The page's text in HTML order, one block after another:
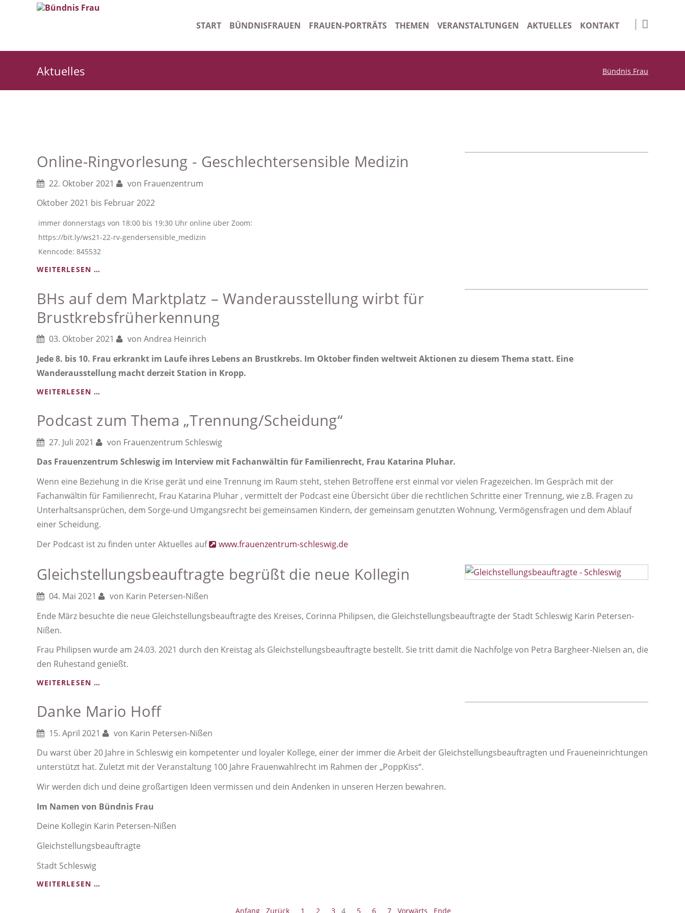
überspringen
START BÜNDNISFRAUEN
Beauftragte für Chancengleichheit am Arbeitsmarkt SGB II
Gleichstellungsbeauftragte Kappeln
FRAUEN-PORTRÄTS THEMEN VERANSTALTUNGEN AKTUELLES KONTAKT
Aktuelles Bündnis Frau
Online-Ringvorlesung - Geschlechtersensible Medizin
22. Oktober 2021 von Frauenzentrum
Oktober 2021 bis Februar 2022
immer donnerstags von 18:00 bis 19:30 Uhr online über Zoom:
https://bit.ly/ws21-22-rv-gendersensible_medizin
Kenncode: 845532
WEITERLESEN …
-
GESCHLECHTERSENSIBLE
MEDIZIN
BHs auf dem Marktplatz – Wanderausstellung wirbt für
Brustkrebsfrüherkennung
03. Oktober 2021 von Andrea Heinrich
Jede 8. bis 10. Frau erkrankt im Laufe ihres Lebens an Brustkrebs. Im Oktober finden weltweit Aktionen zu diesem Thema statt. Eine
Wanderausstellung macht derzeit Station in Kropp.
WEITERLESEN …
MARKTPLATZ
–
WIRBT
FÜR
BRUSTKREBSFRÜHERKENNUNG
Podcast zum Thema „Trennung/Scheidung“
27. Juli 2021 von Frauenzentrum Schleswig
Das Frauenzentrum Schleswig im Interview mit Fachanwältin für Familienrecht, Frau Katarina Pluhar.
Wenn eine Beziehung in die Krise gerät und eine Trennung im Raum steht, stehen Betroffene erst einmal vor vielen Fragezeichen. Im Gespräch mit der
Fachanwältin für Familienrecht, Frau Katarina Pluhar , vermittelt der Podcast eine Übersicht über die rechtlichen Schritte einer Trennung, wie z.B. Fragen zu
Unterhaltsansprüchen, dem Sorge-und Umgangsrecht bei gemeinsamen Kindern, der gemeinsam genutzten Wohnung, Vermögensfragen und dem Ablauf
einer Scheidung.
Der Podcast ist zu finden unter Aktuelles auf
www.frauenzentrum-schleswig.de
Gleichstellungsbeauftragte begrüßt die neue Kollegin
04. Mai 2021 von Karin Petersen-Nißen
Ende März besuchte die neue Gleichstellungsbeauftragte des Kreises, Corinna Philipsen, die Gleichstellungsbeauftragte der Stadt Schleswig Karin Petersen-
Nißen.
Frau Philipsen wurde am 24.03. 2021 durch den Kreistag als Gleichstellungsbeauftragte bestellt. Sie tritt damit die Nachfolge von Petra Bargheer-Nielsen an, die
den Ruhestand genießt.
WEITERLESEN …
IE N
EUE K
OLLEGIN
Danke Mario Hoff
15. April 2021 von Karin Petersen-Nißen
Du warst über 20 Jahre in Schleswig ein kompetenter und loyaler Kollege, einer der immer die Arbeit der Gleichstellungsbeauftragten und Fraueneinrichtungen
unterstützt hat. Zuletzt mit der Veranstaltung 100 Jahre Frauenwahlrecht im Rahmen der „PoppKiss“.
Wir werden dich und deine großartigen Ideen vermissen und dein Andenken in unseren Herzen bewahren.
Im Namen von Bündnis Frau
Deine Kollegin Karin Petersen-Nißen
Gleichstellungsbeauftragte
Stadt Schleswig
WEITERLESEN …
Anfang Zurück 1 2 3 4 5 6 7 Vorwärts Ende